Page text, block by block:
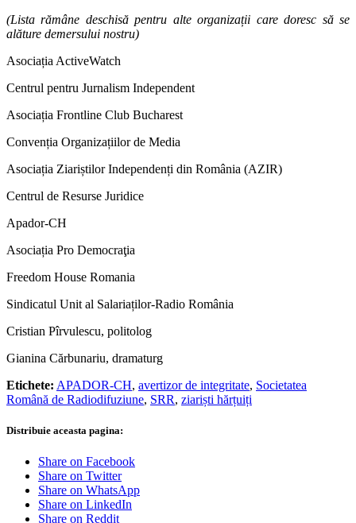
(Lista rămâne deschisă pentru alte organizații care doresc să se
alăture demersului nostru)
Asociația ActiveWatch
Centrul pentru Jurnalism Independent
Asociația Frontline Club Bucharest
Convenția Organizațiilor de Media
Asociația Ziariștilor Independenți din România (AZIR)
Centrul de Resurse Juridice
Apador-CH
Asociația Pro Democraţia
Freedom House Romania
Sindicatul Unit al Salariaților-Radio România
Cristian Pîrvulescu, politolog
Gianina Cărbunariu, dramaturg
Etichete: APADOR-CH, avertizor de integritate, Societatea
Română de Radiodifuziune, SRR, ziariști hărțuiți
Distribuie aceasta pagina:
Share on Facebook
Share on Twitter
Share on WhatsApp
Share on LinkedIn
Share on Reddit